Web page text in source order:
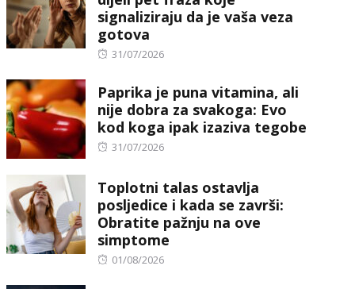
signaliziraju da je vaša veza
gotova
Posted
31/07/2026
Paprika je puna vitamina, ali
nije dobra za svakoga: Evo
kod koga ipak izaziva tegobe
Posted
31/07/2026
Toplotni talas ostavlja
posljedice i kada se završi:
Obratite pažnju na ove
simptome
Posted
01/08/2026